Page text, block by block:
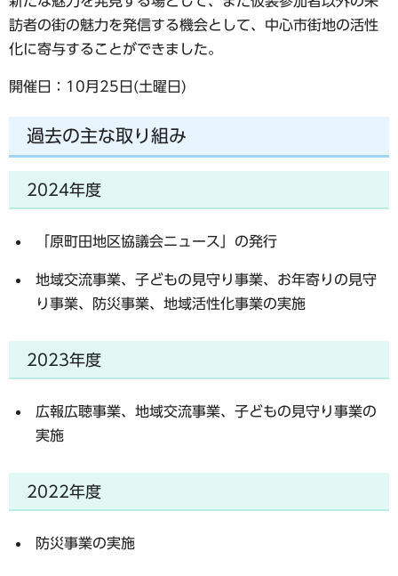
訪者の街の魅力を発信する機会として、中心市街地の活性
化に寄与することができました。
開催日：10月25日(土曜日)
過去の主な取り組み
2024年度
「原町田地区協議会ニュース」の発行
地域交流事業、子どもの見守り事業、お年寄りの見守
り事業、防災事業、地域活性化事業の実施
2023年度
広報広聴事業、地域交流事業、子どもの見守り事業の
実施
2022年度
防災事業の実施